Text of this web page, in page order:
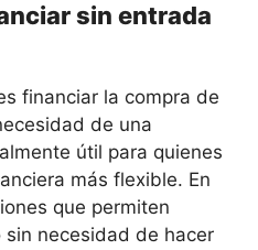
sin entrada
financiar la compra de
de una
útil para quienes
más flexible. En
que permiten
necesidad de hacer